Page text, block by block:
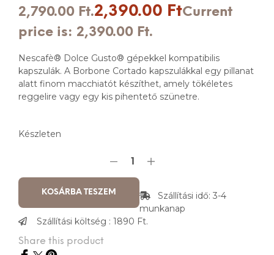
2,790.00 Ft.2,390.00 FtCurrent
price is: 2,390.00 Ft.
Nescafè® Dolce Gusto® gépekkel kompatibilis
kapszulák. A Borbone Cortado kapszulákkal egy pillanat
alatt finom macchiatót készíthet, amely tökéletes
reggelire vagy egy kis pihentető szünetre.
Készleten
KOSÁRBA TESZEM
Szállítási idő: 3-4
munkanap
Szállítási költség : 1890 Ft.
Share this product